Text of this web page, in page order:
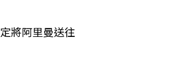
將阿里曼送往